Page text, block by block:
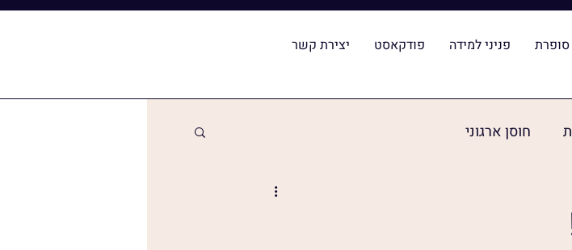
פניני למידה פודקאסט יצירת קשר
חוסן ארגוני